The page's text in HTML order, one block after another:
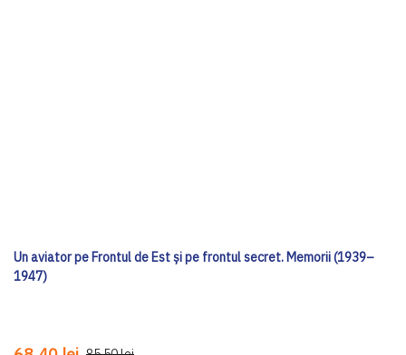
Un aviator pe Frontul de Est și pe frontul secret. Memorii (1939–
1947)